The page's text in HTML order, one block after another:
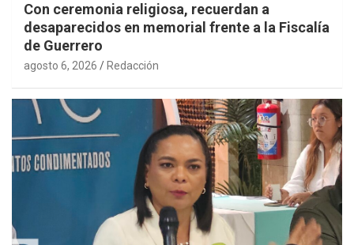
Con ceremonia religiosa, recuerdan a
desaparecidos en memorial frente a la Fiscalía
de Guerrero
agosto 6, 2026 Redacción